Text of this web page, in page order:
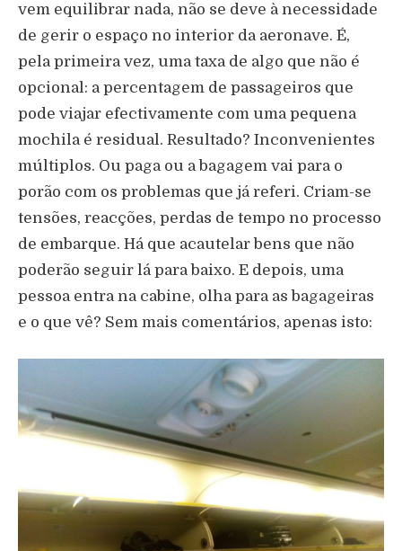
vem equilibrar nada, não se deve à necessidade
de gerir o espaço no interior da aeronave. É,
pela primeira vez, uma taxa de algo que não é
opcional: a percentagem de passageiros que
pode viajar efectivamente com uma pequena
mochila é residual. Resultado? Inconvenientes
múltiplos. Ou paga ou a bagagem vai para o
porão com os problemas que já referi. Criam-se
tensões, reacções, perdas de tempo no processo
de embarque. Há que acautelar bens que não
poderão seguir lá para baixo. E depois, uma
pessoa entra na cabine, olha para as bagageiras
e o que vê? Sem mais comentários, apenas isto: